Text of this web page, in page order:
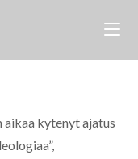
aikaa kytenyt ajatus